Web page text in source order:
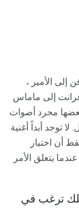
إلى الأمير ،
إلى ماماس
مجرد أصوات
توجد أبداً أغنية
أن اختيار
يتعلق الأمر
ترغب في